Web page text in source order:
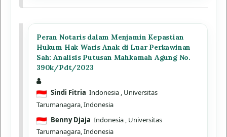
Peran Notaris dalam Menjamin Kepastian
Hukum Hak Waris Anak di Luar Perkawinan
Sah: Analisis Putusan Mahkamah Agung No.
390k/Pdt/2023
Sindi Fitria Indonesia , Universitas
Tarumanagara, Indonesia
Benny Djaja Indonesia , Universitas
Tarumanagara, Indonesia